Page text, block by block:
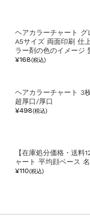
ヘアカラーチャート グ
A5サイズ 両面印刷 仕
ラー剤の色のイメージ
¥168(税込)
ヘアカラーチャート 3
超厚口/厚口
¥498(税込)
【在庫処分価格・送料
ャート 平均顔ベース
¥110(税込)